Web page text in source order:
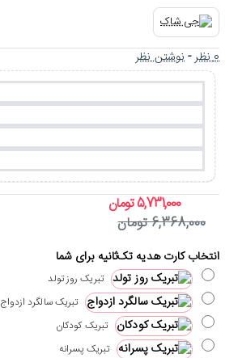
0 نظر -نوشتن نظر
5,731,000 تومان
6,368,000 تومان
انتخاب کارت هدیه تک‌ثانیه برای شما
تبریک روز تولد
تبریک سالگرد ازدواج
تبریک کودکان
تبریک پسرانه